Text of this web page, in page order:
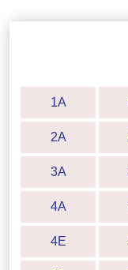
1A
2A
3A
4A
4E